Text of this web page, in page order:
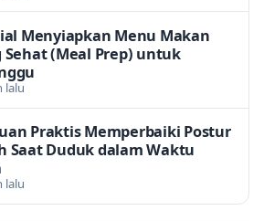
Menyiapkan Menu Makan
Sehat (Meal Prep) untuk
lalu
Praktis Memperbaiki Postur
Saat Duduk dalam Waktu
lalu